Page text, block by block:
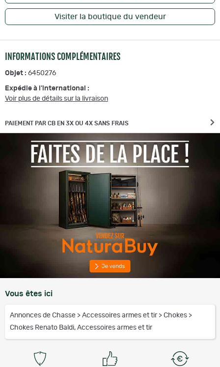
Visiter la boutique du vendeur
INFORMATIONS COMPLÉMENTAIRES
Objet : 6450276
Expédie à l'international :
Voir plus de détails sur la livraison
PAIEMENT PAR CB EN 3X OU 4X SANS FRAIS
Vous êtes ici
Annonces de Chasse > Accessoires armes et tir > Chokes >
Chokes Renato Baldi, Accessoires armes et tir